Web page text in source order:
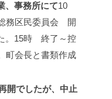
、事務所にて10
務区民委員会 開
15時 終了～控
町会長と書類作成
開でしたが、中止